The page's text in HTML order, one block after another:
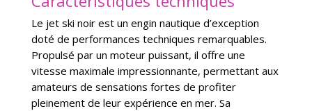
Le jet ski noir est un engin nautique d’exception
doté de performances techniques remarquables.
Propulsé par un moteur puissant, il offre une
vitesse maximale impressionnante, permettant aux
amateurs de sensations fortes de profiter
pleinement de leur expérience en mer. Sa